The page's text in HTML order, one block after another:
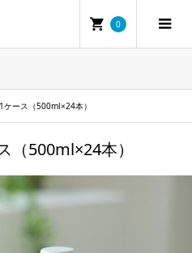
0
ケース（500ml×24本）
（500ml×24本）